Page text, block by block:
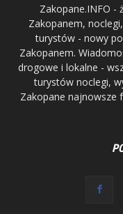
Zakopane.INFO -
Zakopanem,
turystów - nowy
Zakopanem.
drogowe i lokalne -
turystów noclegi,
Zakopane najnowsze